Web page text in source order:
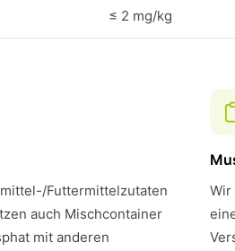
≤ 2 mg/kg
Futtermittelzutaten
auch Mischcontainer
mit anderen
Wir